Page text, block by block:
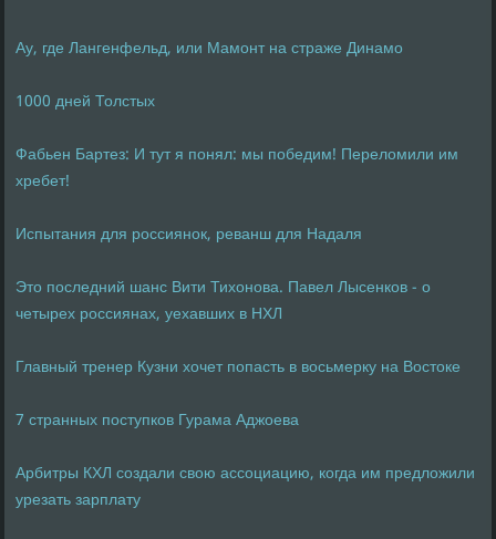
Ау, где Лангенфельд, или Мамонт на страже Динамо
1000 дней Толстых
Фабьен Бартез: И тут я понял: мы победим! Переломили им
хребет!
Испытания для россиянок, реванш для Надаля
Это последний шанс Вити Тихонова. Павел Лысенков - о
четырех россиянах, уехавших в НХЛ
Главный тренер Кузни хочет попасть в восьмерку на Востоке
7 странных поступков Гурама Аджоева
Арбитры КХЛ создали свою ассоциацию, когда им предложили
урезать зарплату